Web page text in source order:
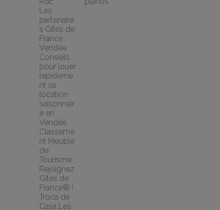
Les
partenaire
s Gites de
France
Vendée
Conseils
pour louer
rapideme
nt sa
location
saisonnièr
e en
Vendée
Classeme
nt Meublé
de
Tourisme
Rejoignez
Gîtes de
France® !
Troca de
Casa Les